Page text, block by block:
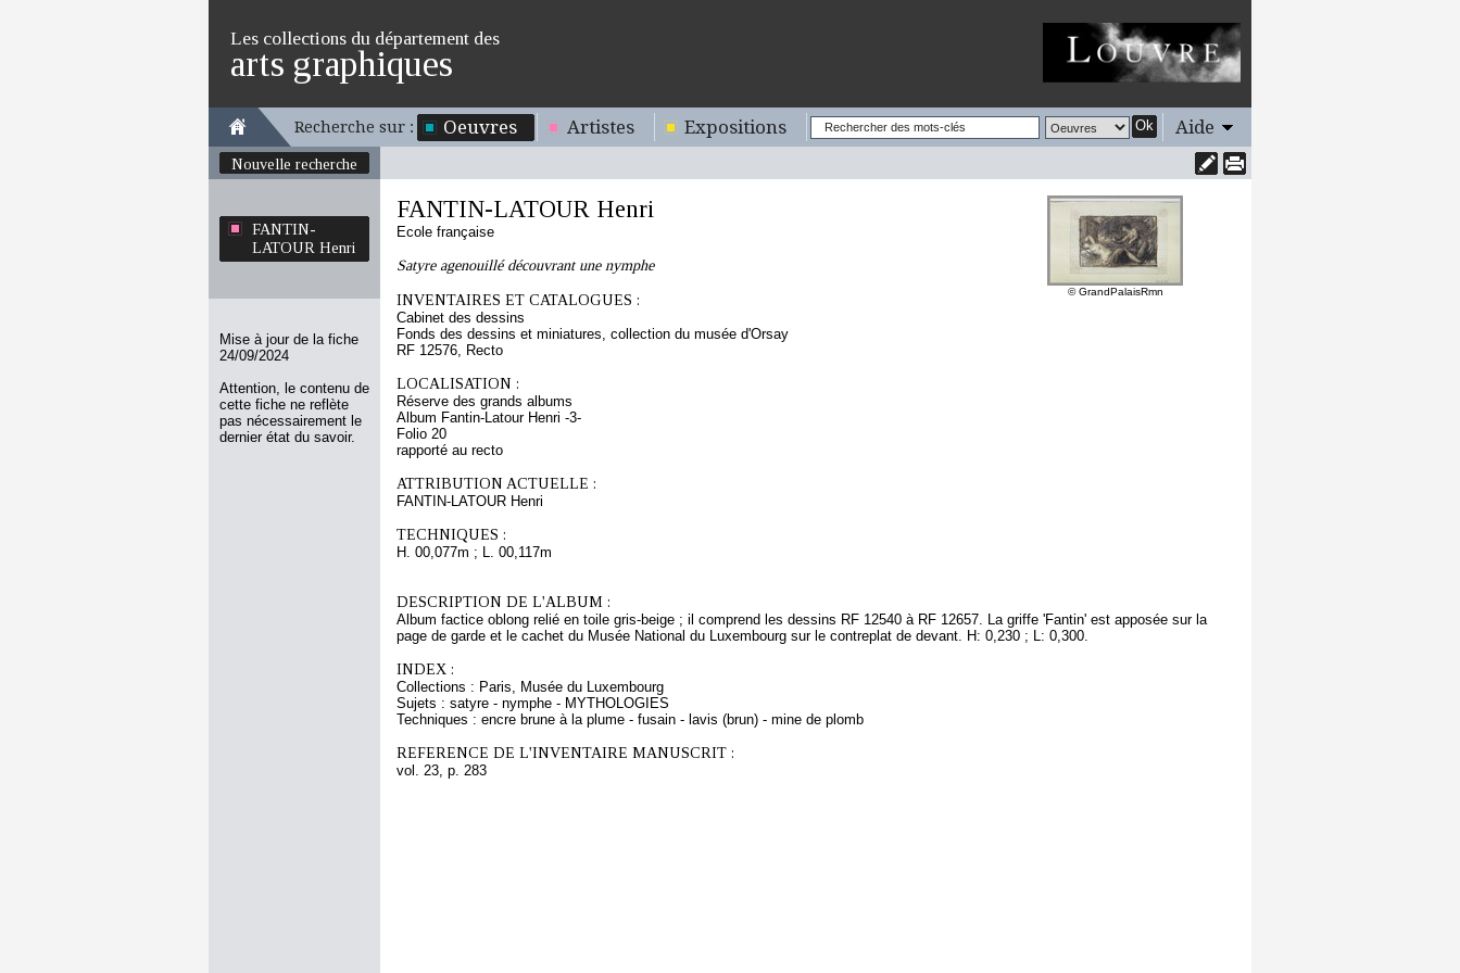
Les collections du département des
arts graphiques
Recherche sur : Oeuvres Artistes Expositions Ok Aide
Nouvelle recherche
FANTIN-
LATOUR Henri
Mise à jour de la fiche
24/09/2024
Attention, le contenu de
cette fiche ne reflète
pas nécessairement le
dernier état du savoir.
© GrandPalaisRmn
FANTIN-LATOUR Henri
Ecole française
Satyre agenouillé découvrant une nymphe
INVENTAIRES ET CATALOGUES :
Cabinet des dessins
Fonds des dessins et miniatures, collection du musée d'Orsay
RF 12576, Recto
LOCALISATION :
Réserve des grands albums
Album Fantin-Latour Henri -3-
Folio 20
rapporté au recto
ATTRIBUTION ACTUELLE :
FANTIN-LATOUR Henri
TECHNIQUES :
H. 00,077m ; L. 00,117m
DESCRIPTION DE L'ALBUM :
Album factice oblong relié en toile gris-beige ; il comprend les dessins RF 12540 à RF 12657. La griffe 'Fantin' est apposée sur la
page de garde et le cachet du Musée National du Luxembourg sur le contreplat de devant. H: 0,230 ; L: 0,300.
INDEX :
Collections : Paris, Musée du Luxembourg
Sujets : satyre - nymphe - MYTHOLOGIES
Techniques : encre brune à la plume - fusain - lavis (brun) - mine de plomb
REFERENCE DE L'INVENTAIRE MANUSCRIT :
vol. 23, p. 283